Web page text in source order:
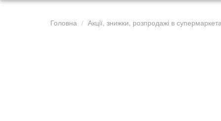
Головна Акції, знижки, розпродажі в